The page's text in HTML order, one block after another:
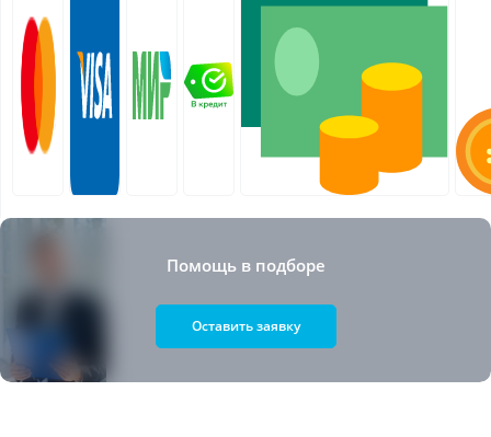
Помощь в подборе
Оставить заявку